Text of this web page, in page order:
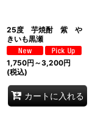
25度 芋焼酎 紫 や
きいも黒瀬
1,750円 ～3,200円
(税込)
カートに入れる